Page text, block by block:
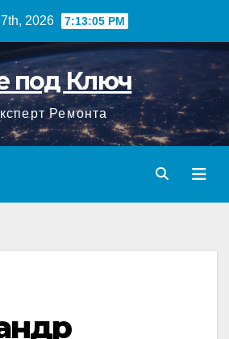
2026 7:13:06 PM
под Ключ
Ремонта